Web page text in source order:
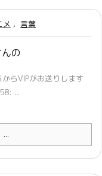
メ , 言葉
の
らVIPがお送りします
...
...